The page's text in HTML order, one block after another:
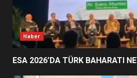
4
EDREMİT’İN
FİNALİNDE NE
Haber
ESA 2026’DA TÜRK BAHARATI